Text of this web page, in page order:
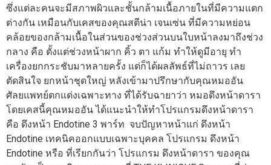
ซึ่งแต่ละคนจะมีสภาพผิวและชั้นกล้ามเนื้อภายในที่มีความแตก
ต่างกัน เหมือนกับเคสของคุณสตีน่า เจนเซ่น ที่มีความหย่อน
คล้อยของกล้ามเนื้อในส่วนของช่วงส่วนบนใบหน้าลงมาถึงช่วง
กลาง คือ ตั้งแต่ช่วงหน้าผาก คิ้ว ตา แก้ม ทำให้ดูมีอายุ ทำ
เครื่องยกกระชับมาหลายครั้ง แต่ก็ได้ผลลัพธ์ที่ไม่ถาวร เลย
ตัดสินใจ ยกหน้าชุดใหญ่ หลังเข้ามาปรึกษากับคุณหมออัน
ศัลยแพทย์ตกแต่งเฉพาะทาง ที่ได้รับฉายาว่า หมอดึงหน้าดารา
โดยเคสนี้คุณหมออัน ได้แนะนำให้ทำโปรแกรมดึงหน้าดารา
คือ ดึงหน้า Endotine 3 พาร์ท จบปัญหาหน้าแก่ ดึงหน้า
Endotine เทคนิคออกแบบเฉพาะบุคคล โปรแกรม ดึงหน้า
Endotine หรือ ที่เรียกกันว่า โปรแกรม ดึงหน้าดารา ของคุณ